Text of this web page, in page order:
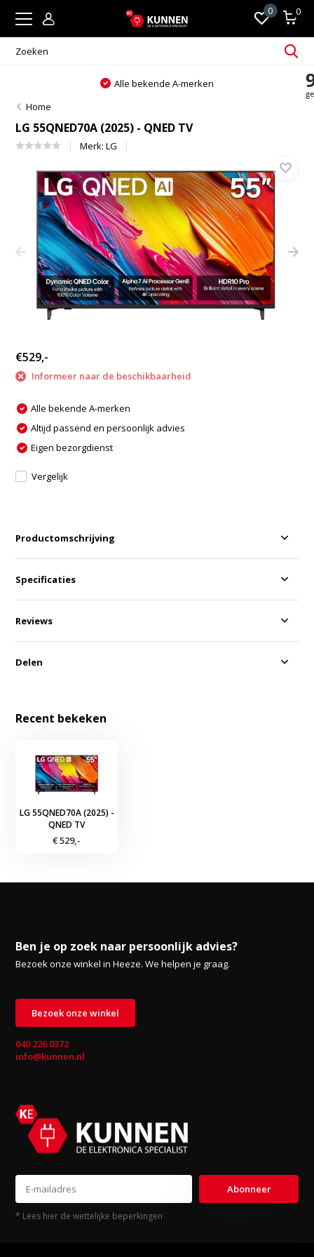
0 0
Alle bekende A-merken
Home
LG 55QNED70A (2025) - QNED TV
Merk:LG
€529,-
Informeer naar de beschikbaarheid
Alle bekende A-merken
Altijd passend en persoonlijk advies
Eigen bezorgdienst
Vergelijk
Productomschrijving
Specificaties
Reviews
Delen
Recent bekeken
LG 55QNED70A (2025) -
QNED TV
€ 529,-
Ben je op zoek naar persoonlijk advies?
Bezoek onze winkel in Heeze. We helpen je graag.
Bezoek onze winkel
040 226 0372
info@kunnen.nl
Abonneer
* Lees hier de wettelijke beperkingen